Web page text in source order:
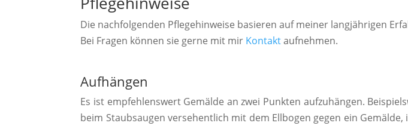
Die nachfolgenden Pflegehinweise basieren auf meiner langjährigen
Bei Fragen können sie gerne mit mir Kontaktaufnehmen.
Aufhängen
Es ist empfehlenswert Gemälde an zwei Punkten aufzuhängen.
beim Staubsaugen versehentlich mit dem Ellbogen gegen ein